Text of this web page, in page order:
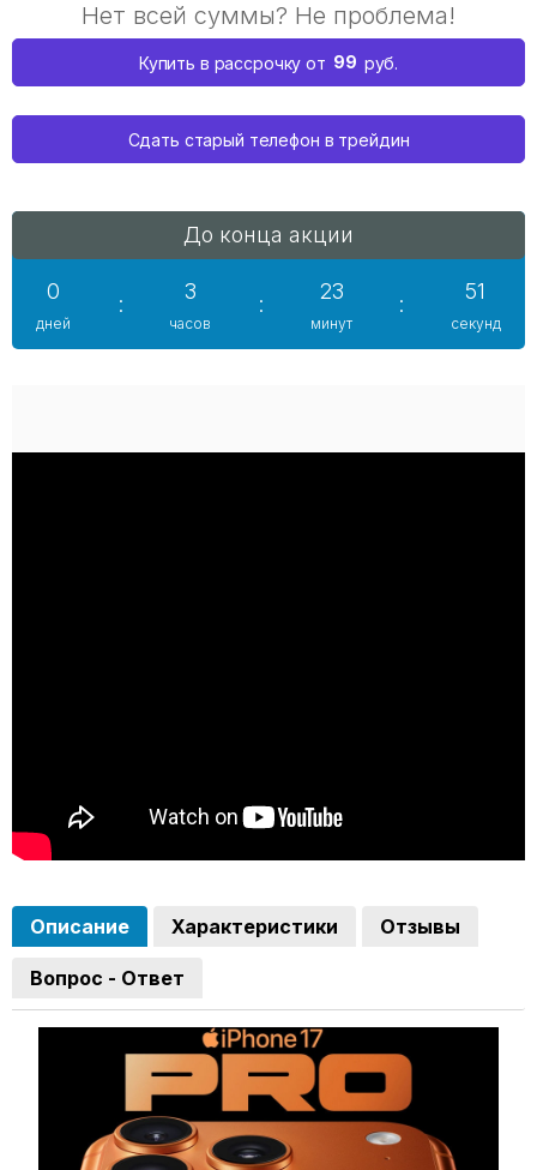
Нет всей суммы? Не проблема!
Купить в рассрочку от 99 руб.
Сдать старый телефон в трейдин
До конца акции
0
дней
:
3
часов
:
23
минут
:
50
секунд
Описание Характеристики Отзывы
Вопрос - Ответ